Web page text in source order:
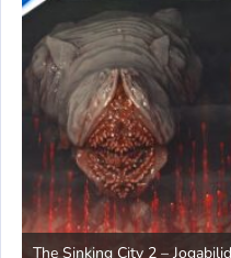
The Sinking City 2 –